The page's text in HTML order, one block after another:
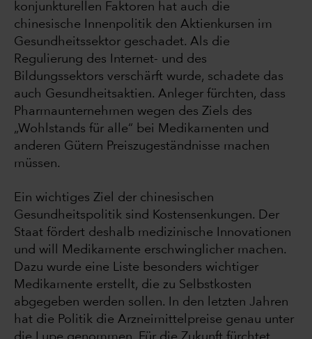
konjunkturellen Faktoren hat auch die
chinesische Innenpolitik den Aktienkursen im
Gesundheitssektor geschadet. Als die
Regulierung des Internet- und des
Bildungssektors verschärft wurde, schadete das
auch Gesundheitsaktien. Anleger fürchten, dass
Pharmaunternehmen wegen des Ziels des
„Wohlstands für alle“ bei Medikamenten und
anderen Gütern Preiszugeständnisse machen
müssen.
Ein wichtiges Ziel der chinesischen
Gesundheitspolitik sind Kostensenkungen. Der
Staat fördert deshalb medizinische Innovationen
und will Medikamente erschwinglicher machen.
Dazu wurde eine Liste besonders wichtiger
Medikamente erstellt, die zu Selbstkosten
abgegeben werden sollen. In den letzten Jahren
hat die Politik die Arzneimittelpreise genau unter